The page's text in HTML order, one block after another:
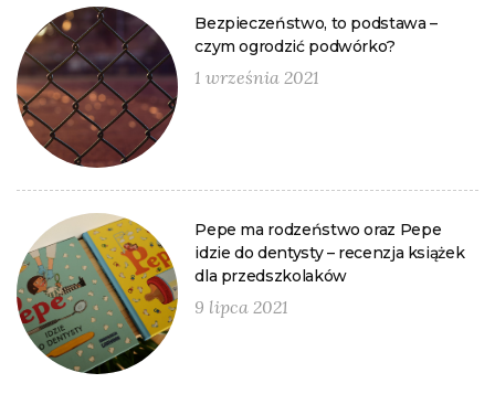
Bezpieczeństwo, to podstawa –
czym ogrodzić podwórko?
1 września 2021
Pepe ma rodzeństwo oraz Pepe
idzie do dentysty – recenzja książek
dla przedszkolaków
9 lipca 2021